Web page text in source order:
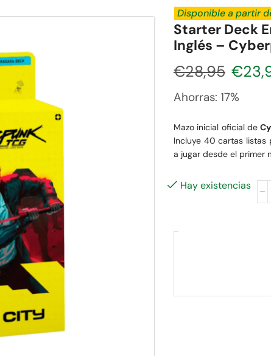
Starter Deck
Inglés –
€28,95 €
Ahorras: 17%
Mazo inicial oficial de
Incluye 40 cartas listas
a jugar desde el primer
Hay existencias
Disponible a partir